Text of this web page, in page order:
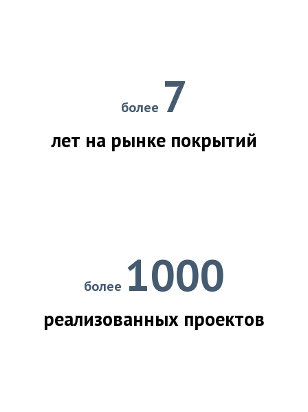
более 7
лет на рынке покрытий
более 1000
реализованных проектов